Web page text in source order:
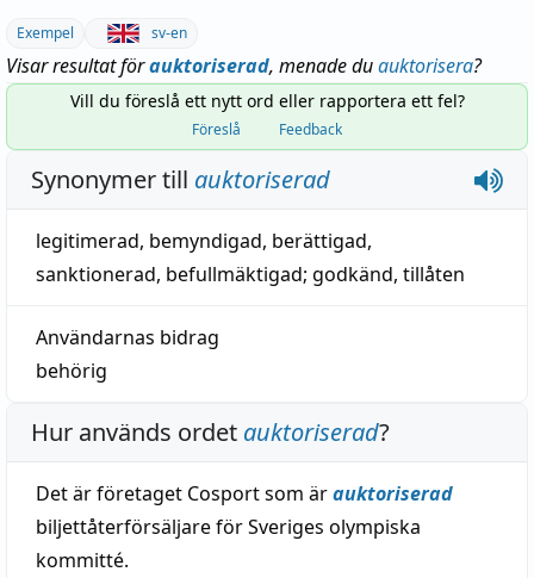
Exempel sv-en
Visar resultat förauktoriserad, menade duauktorisera?
Vill du föreslå ett nytt ord eller rapportera ett fel?
Föreslå Feedback
Synonymer till auktoriserad
legitimerad, bemyndigad, berättigad,
sanktionerad, befullmäktigad; godkänd, tillåten
Användarnas bidrag
behörig
Hur används ordet auktoriserad?
Det är företaget Cosport som ärauktoriserad
biljettåterförsäljare för Sveriges olympiska
kommitté.